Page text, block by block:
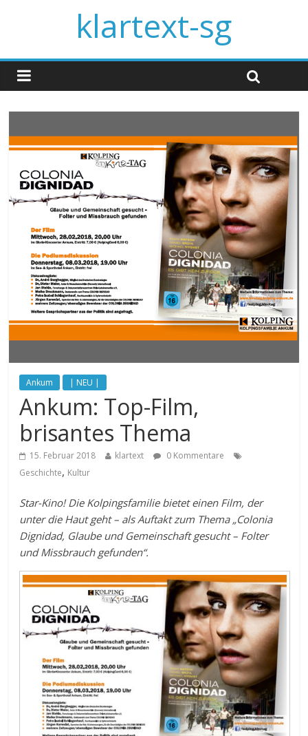
klartext-sg
Ankum | NEU |
Ankum: Top-Film,
brisantes Thema
15. Februar 2018 klartext
0 Kommentare
Geschichte, Kultur
Star-Kino! Die Kolpingsfamilie bietet einen Film, der
unter die Haut geht – als Auftakt zum Thema „Colonia
Dignidad, Glaube und Gemeinschaft gesucht – Folter
und Missbrauch gefunden“.